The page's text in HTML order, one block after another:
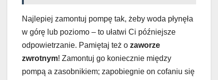
Najlepiej zamontuj pompę tak, żeby woda płynęła
w górę lub poziomo – to ułatwi Ci późniejsze
odpowietrzanie. Pamiętaj też o zaworze
zwrotnym! Zamontuj go koniecznie między
pompą a zasobnikiem; zapobiegnie on cofaniu się